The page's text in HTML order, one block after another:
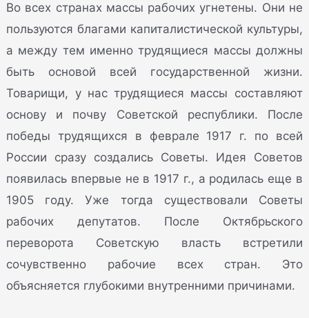
Во всех странах массы рабочих угнетены. Они не
пользуются благами капиталистической культуры,
а между тем именно трудящиеся массы должны
быть основой всей государственной жизни.
Товарищи, у нас трудящиеся массы составляют
основу и почву Советской республики. После
победы трудящихся в феврале 1917 г. по всей
России сразу создались Советы. Идея Советов
появилась впервые не в 1917 г., а родилась еще в
1905 году. Уже тогда существовали Советы
рабочих депутатов. После Октябрьского
переворота Советскую власть встретили
сочувственно рабочие всех стран. Это
объясняется глубокими внутренними причинами.